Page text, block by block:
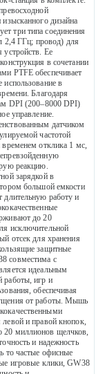
дизайна
три типа соединения
2,4 ГГц; провод) для
устройств. Ее
в сочетании
PTFE обеспечивает
в
Благодаря
DPI (200–8000 DPI)
управление.
датчиком
частотой
отклика 1 мс,
реакцию.
зарядкой в
большой емкости
длительную работу и
до 20
исключительной
отсек для хранения
защитные
совместима с
идеальным
работы, игр и
обеспечивая
от работы. Мышь
и правой кнопок,
миллионов щелчков,
и надежность
то частые офисные
игровые клики, GW38